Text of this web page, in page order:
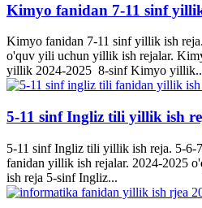
Kimyo fanidan 7-11 sinf
Kimyo fanidan 7-11 sinf yillik ish
o'quv yili uchun yillik ish rejalar.
yillik 2024-2025 8-sinf Kimyo
5-11 sinf Ingliz tili yillik ish
5-11 sinf Ingliz tili yillik ish reja. 5-6-
fanidan yillik ish rejalar. 2024-2025
ish reja 5-sinf Ingliz...